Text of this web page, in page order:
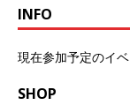
INFO
現在参加予定のイ
SHOP